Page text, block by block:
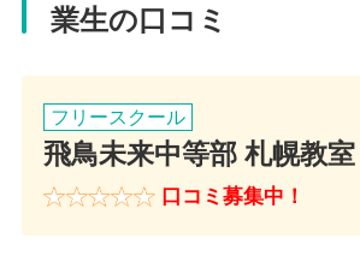
北海道札幌市中央区南1条西９丁目11-3 札
電話番号
アクセス
業生の口コミ
フリースクール
飛鳥未来中等部 札幌教室
口コミ募集中！